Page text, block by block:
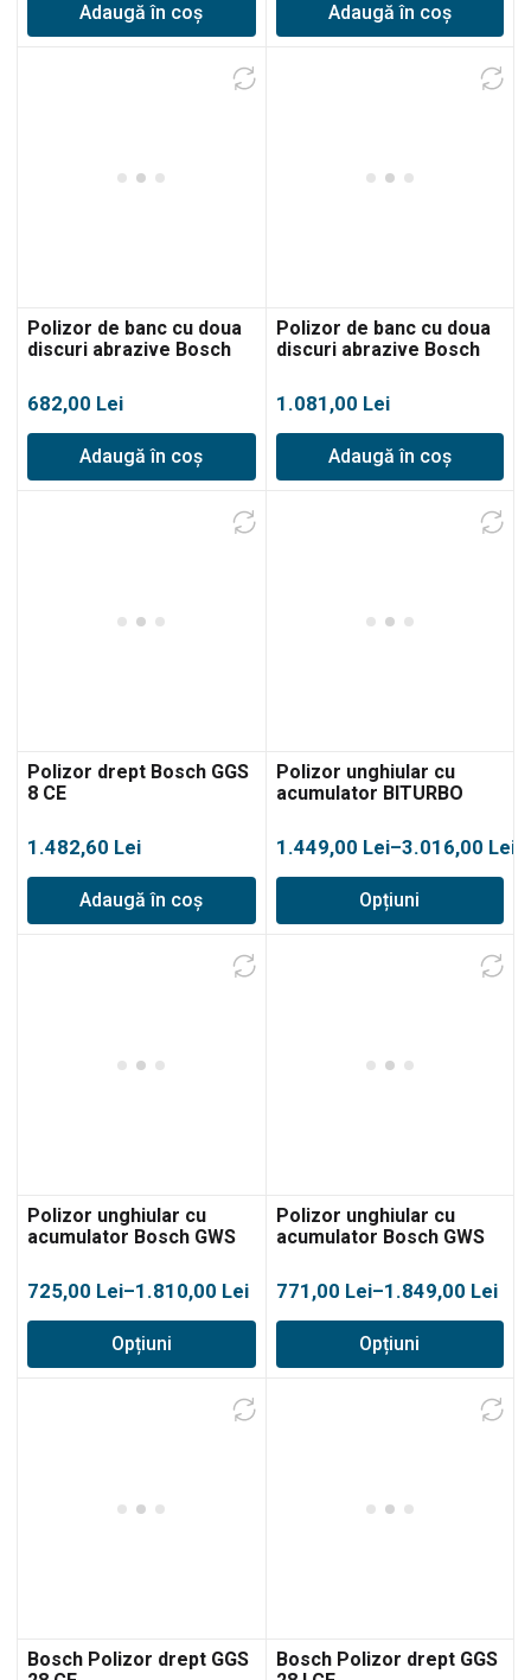
Adaugă în coș Adaugă în coș
Polizor de banc cu doua
discuri abrazive Bosch
682,00 Lei
Adaugă în coș
Polizor de banc cu doua
discuri abrazive Bosch
1.081,00 Lei
Adaugă în coș
Polizor drept Bosch GGS
8 CE
1.482,60 Lei
Adaugă în coș
Polizor unghiular cu
acumulator BITURBO
1.449,00 Lei–3.016,00 Lei
Interval
de
Opțiuni
Polizor unghiular cu
acumulator Bosch GWS
725,00 Lei–1.810,00 Lei
Interval
de
Opțiuni
Polizor unghiular cu
acumulator Bosch GWS
771,00 Lei–1.849,00 Lei
Interval
de
Opțiuni
Bosch Polizor drept GGS
Bosch Polizor drept GGS